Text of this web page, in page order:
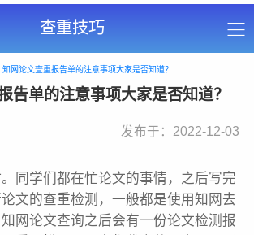
查重技巧
知网论文查重报告单的注意事项大家是否知道？
告单的注意事项大家是否知道？
发布于：2022-12-03
同学们都在忙论文的事情，之后写完
文的查重检测，一般都是使用知网去
网论文查询之后会有一份论文检测报